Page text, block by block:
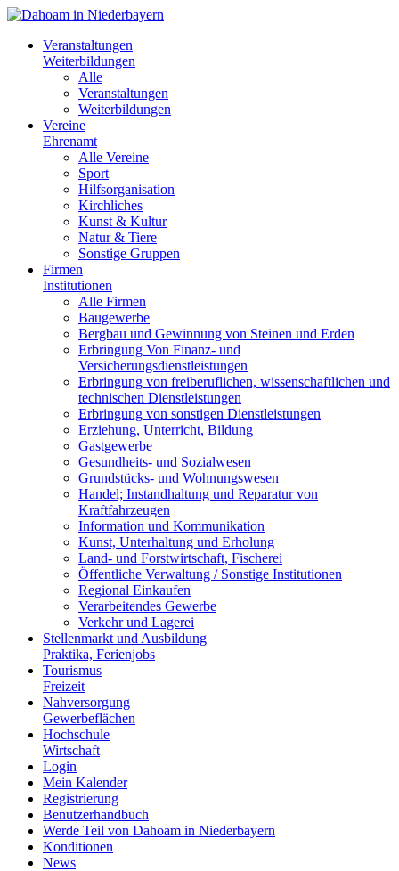
Veranstaltungen
Weiterbildungen
Alle
Veranstaltungen
Weiterbildungen
Vereine
Ehrenamt
Alle Vereine
Sport
Hilfsorganisation
Kirchliches
Kunst & Kultur
Natur & Tiere
Sonstige Gruppen
Firmen
Institutionen
Alle Firmen
Baugewerbe
Bergbau und Gewinnung von Steinen und Erden
Erbringung Von Finanz- und
Versicherungsdienstleistungen
Erbringung von freiberuflichen, wissenschaftlichen und
technischen Dienstleistungen
Erbringung von sonstigen Dienstleistungen
Erziehung, Unterricht, Bildung
Gastgewerbe
Gesundheits- und Sozialwesen
Grundstücks- und Wohnungswesen
Handel; Instandhaltung und Reparatur von
Kraftfahrzeugen
Information und Kommunikation
Kunst, Unterhaltung und Erholung
Land- und Forstwirtschaft, Fischerei
Öffentliche Verwaltung / Sonstige Institutionen
Regional Einkaufen
Verarbeitendes Gewerbe
Verkehr und Lagerei
Stellenmarkt und Ausbildung
Praktika, Ferienjobs
Tourismus
Freizeit
Nahversorgung
Gewerbeflächen
Hochschule
Wirtschaft
Login
Mein Kalender
Registrierung
Benutzerhandbuch
Werde Teil von Dahoam in Niederbayern
Konditionen
News